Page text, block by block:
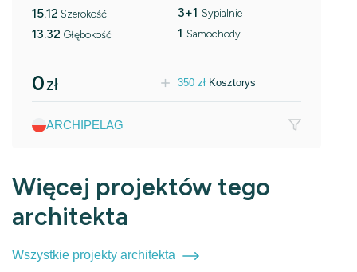
15.12 Szerokość
13.32 Głębokość
3+1 Sypialnie
1 Samochody
0zł 350 zł Kosztorys
ARCHIPELAG
Więcej projektów tego
architekta
Wszystkie projekty architekta